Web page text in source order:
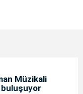
Müzikali